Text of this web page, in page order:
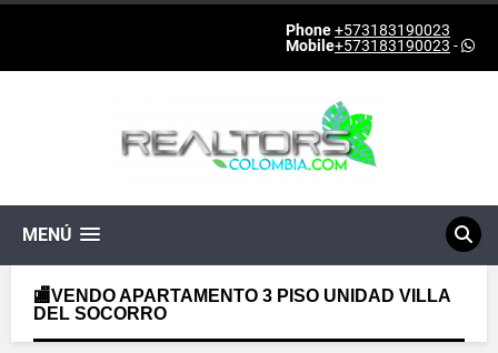
Phone+573183190023
Mobile+573183190023 -
MENÚ
🏬VENDO APARTAMENTO 3 PISO UNIDAD VILLA
DEL SOCORRO